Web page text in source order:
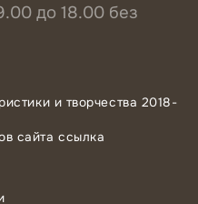
до 18.00 без
и творчества 2018-
сайта ссылка